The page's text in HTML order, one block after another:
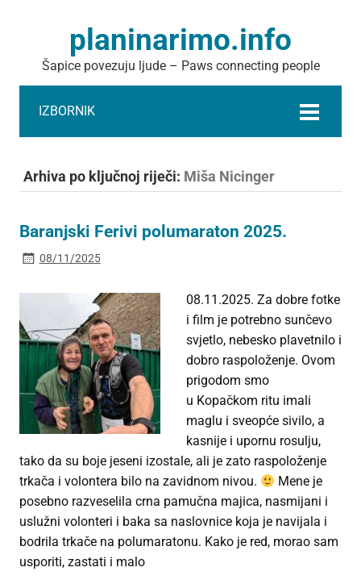
planinarimo.info
Šapice povezuju ljude – Paws connecting people
IZBORNIK
Arhiva po ključnoj riječi: Miša Nicinger
Baranjski Ferivi polumaraton 2025.
08/11/2025
08.11.2025. Za dobre fotke
i film je potrebno sunčevo
svjetlo, nebesko plavetnilo i
dobro raspoloženje. Ovom
prigodom smo
u Kopačkom ritu imali
maglu i sveopće sivilo, a
kasnije i upornu rosulju,
tako da su boje jeseni izostale, ali je zato raspoloženje
trkača i volontera bilo na zavidnom nivou.
Mene je
posebno razveselila crna pamučna majica, nasmijani i
uslužni volonteri i baka sa naslovnice koja je navijala i
bodrila trkače na polumaratonu. Kako je red, morao sam
usporiti, zastati i malo